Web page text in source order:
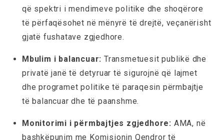
që spektri i mendimeve politike dhe shoqërore
të përfaqësohet në mënyrë të drejtë, veçanërisht
gjatë fushatave zgjedhore.
Mbulim i balancuar: Transmetuesit publikë dhe
privatë janë të detyruar të sigurojnë që lajmet
dhe programet politike të paraqesin përmbajtje
të balancuar dhe të paanshme.
Monitorimi i përmbajtjes zgjedhore: AMA, në
bashkëpunim me Komisionin Qendror të